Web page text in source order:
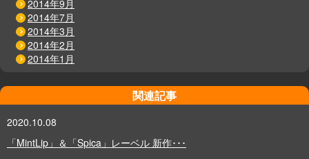
2014年9月
2014年7月
2014年3月
2014年2月
2014年1月
関連記事
2020.10.08
「MintLip」＆「Spica」レーベル 新作･･･